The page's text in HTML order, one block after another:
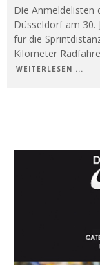
Die Anmeldelisten
Düsseldorf am 30.
für die
Kilometer
WEITERLESEN ...